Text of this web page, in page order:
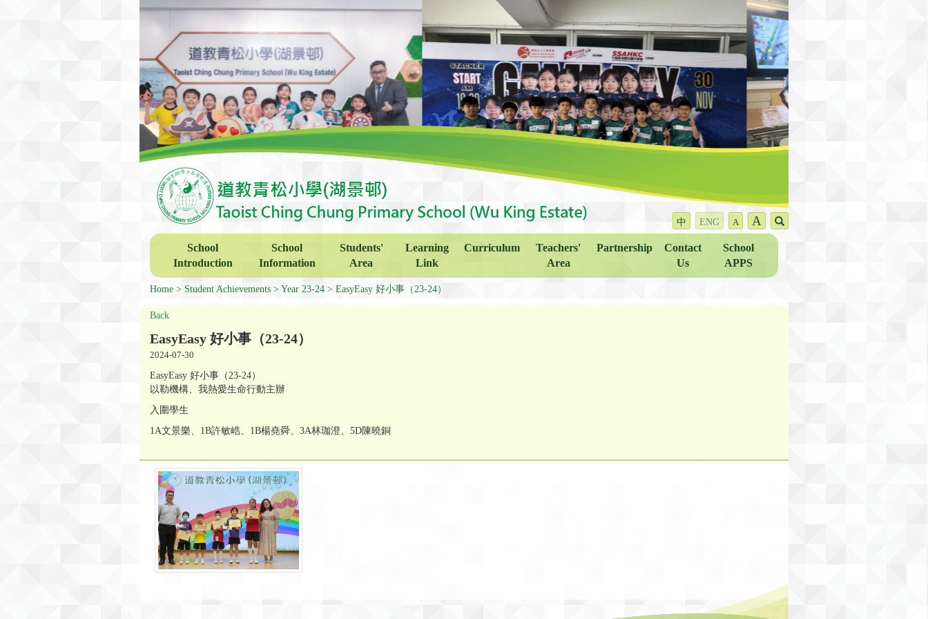
中 ENG A A
School
Introduction
School
Information
Students'
Area
Learning
Link
Curriculum
Teachers'
Area
Partnership
Contact
Us
School
APPS
Home Student Achievements Year 23-24 EasyEasy 好小事（23-24）
Back
EasyEasy 好小事（23-24）
2024-07-30
EasyEasy 好小事（23-24）
以勒機構、我熱愛生命行動主辦
入圍學生
1A文景樂、1B許敏峼、1B楊堯舜、3A林珈澄、5D陳曉銅